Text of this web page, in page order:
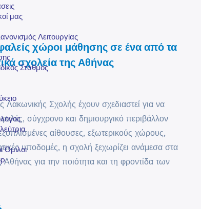
μας
Λειτουργίας
Σταθμός
Όμιλοι
χώροι μάθησης σε ένα από τα
σχολεία της Αθήνας
Λακωνικής Σχολής έχουν σχεδιαστεί για να
σύγχρονο και δημιουργικό περιβάλλον
αίθουσες, εξωτερικούς χώρους,
υποδομές, η σχολή ξεχωρίζει ανάμεσα στα
Αθήνας για την ποιότητα και τη φροντίδα των